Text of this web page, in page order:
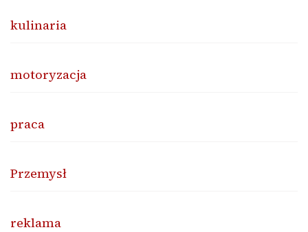
kulinaria
motoryzacja
praca
Przemysł
reklama